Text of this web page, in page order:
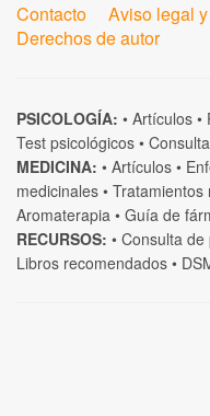
Contacto Aviso legal
Derechos de autor
PSICOLOGÍA: • Artículos •
Test psicológicos •
MEDICINA: • Artículos •
medicinales • Tratamientos
Aromaterapia • Guía de
RECURSOS: • Consulta
Libros recomendados •